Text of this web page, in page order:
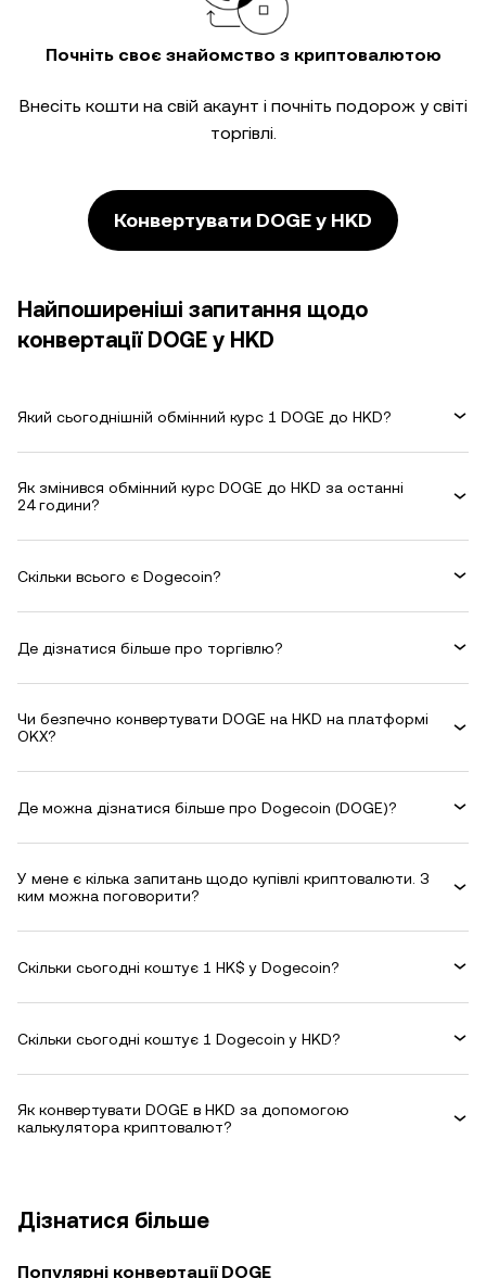
Почніть своє знайомство з криптовалютою
Внесіть кошти на свій акаунт і почніть подорож у світі
торгівлі.
Конвертувати DOGE у HKD
Найпоширеніші запитання щодо
конвертації DOGE у HKD
Який сьогоднішній обмінний курс 1 DOGE до HKD?
Як змінився обмінний курс DOGE до HKD за останні
24 години?
Скільки всього є Dogecoin?
Де дізнатися більше про торгівлю?
Чи безпечно конвертувати DOGE на HKD на платформі
OKX?
Де можна дізнатися більше про Dogecoin (DOGE)?
У мене є кілька запитань щодо купівлі криптовалюти. З
ким можна поговорити?
Скільки сьогодні коштує 1 HK$ у Dogecoin?
Скільки сьогодні коштує 1 Dogecoin у HKD?
Як конвертувати DOGE в HKD за допомогою
калькулятора криптовалют?
Дізнатися більше
Популярні конвертації DOGE